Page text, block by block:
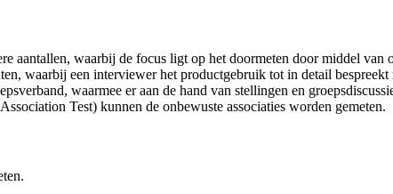
aantallen, waarbij de focus ligt op het doormeten door middel van
waarbij een interviewer het productgebruik tot in detail bespreekt
waarmee er aan de hand van stellingen en
Test) kunnen de onbewuste associaties worden gemeten.